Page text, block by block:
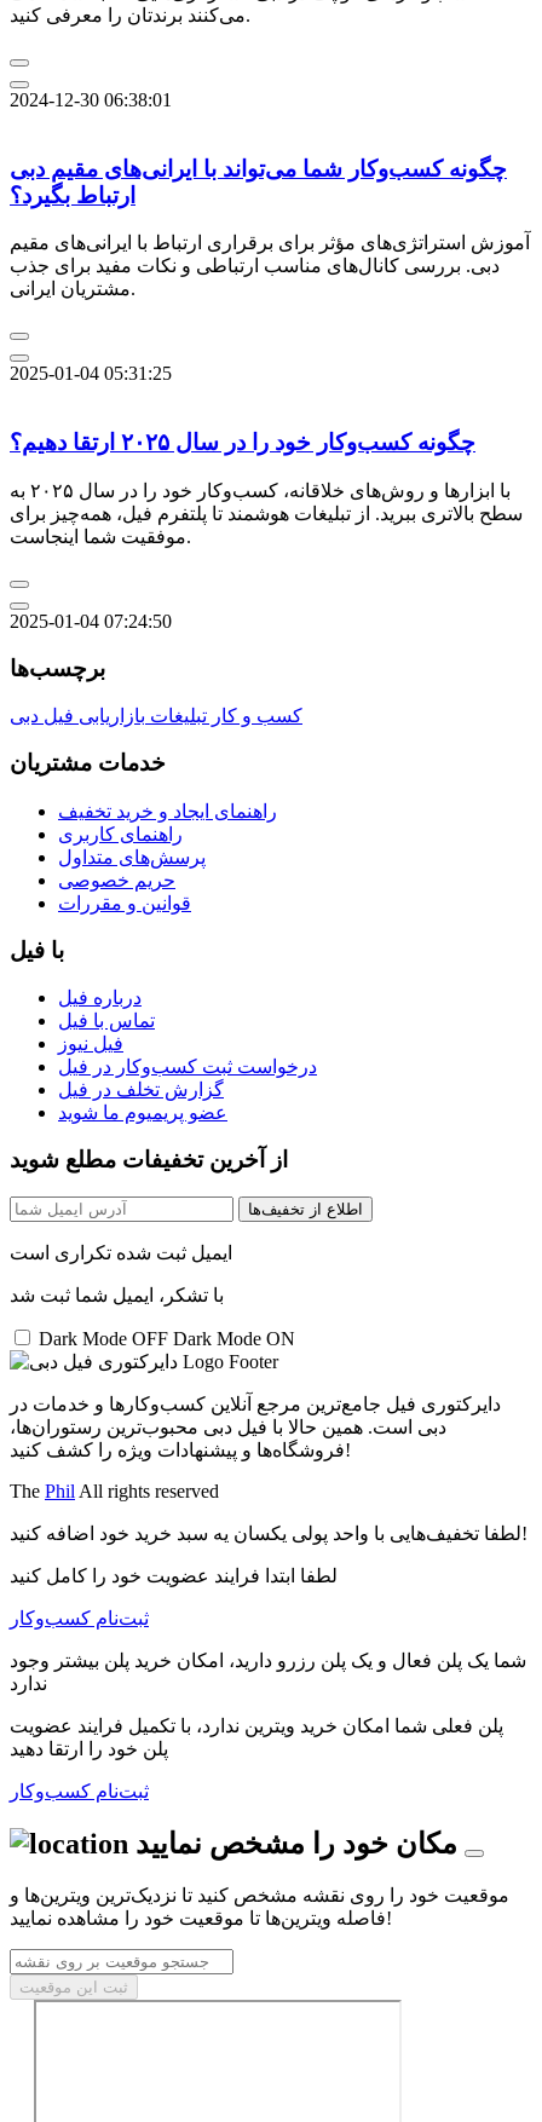
می‌کنند برندتان را معرفی کنید.
2024-12-30 06:38:01
چگونه کسب‌وکار شما می‌تواند با ایرانی‌های مقیم دبی
ارتباط بگیرد؟
آموزش استراتژی‌های مؤثر برای برقراری ارتباط با ایرانی‌های مقیم
دبی. بررسی کانال‌های مناسب ارتباطی و نکات مفید برای جذب
مشتریان ایرانی.
2025-01-04 05:31:25
چگونه کسب‌وکار خود را در سال ۲۰۲۵ ارتقا دهیم؟
با ابزارها و روش‌های خلاقانه، کسب‌وکار خود را در سال ۲۰۲۵ به
سطح بالاتری ببرید. از تبلیغات هوشمند تا پلتفرم فیل، همه‌چیز برای
موفقیت شما اینجاست.
2025-01-04 07:24:50
برچسب‌ها
کسب و کار تبلیغات بازاریابی فیل دبی
خدمات مشتریان
راهنمای ایجاد و خرید تخفیف
راهنمای کاربری
پرسش‌های متداول
حریم خصوصی
قوانین و مقررات
با فیل
درباره فیل
تماس با فیل
فیل نیوز
درخواست ثبت کسب‌و‌کار در فیل
گزارش تخلف در فیل
عضو پریمیوم ما شوید
از آخرین تخفیفات مطلع شوید
اطلاع از تخفیف‌ها
ایمیل ثبت شده تکراری است
با تشکر، ایمیل شما ثبت شد
Dark Mode OFF Dark Mode ON
دایرکتوری فیل جامع‌ترین مرجع آنلاین کسب‌وکارها و خدمات در
دبی است. همین حالا با فیل دبی محبوب‌ترین رستوران‌ها،
فروشگاه‌ها و پیشنهادات ویژه را کشف کنید!
The Phil All rights reserved
لطفا تخفیف‌هایی با واحد پولی یکسان یه سبد خرید خود اضافه کنید!
لطفا ابتدا فرایند عضویت خود را کامل کنید
ثبت‌نام کسب‌و‌کار
شما یک پلن فعال و یک پلن رزرو دارید، امکان خرید پلن بیشتر وجود
ندارد
پلن فعلی شما امکان خرید ویترین ندارد، با تکمیل فرایند عضویت
پلن خود را ارتقا دهید
ثبت‌نام کسب‌و‌کار
مکان خود را مشخص نمایید
موقعیت خود را روی نقشه مشخص کنید تا نزدیک‌ترین ویترین‌ها و
فاصله ویترین‌ها تا موقعیت خود را مشاهده نمایید!
ثبت این موقعیت